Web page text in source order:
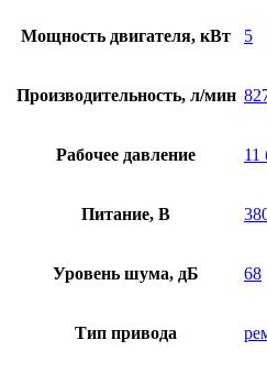
Мощность двигателя, кВт 5
Производительность, л/мин
Рабочее давление 11
Питание, В
Уровень шума, дБ 68
Тип привода